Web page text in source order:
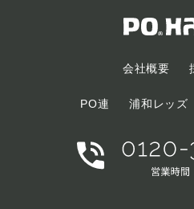
会社概要
PO連 浦和レッズ